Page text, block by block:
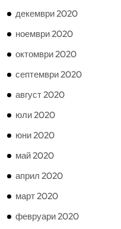
декември 2020
ноември 2020
октомври 2020
септември 2020
август 2020
юли 2020
юни 2020
май 2020
април 2020
март 2020
февруари 2020